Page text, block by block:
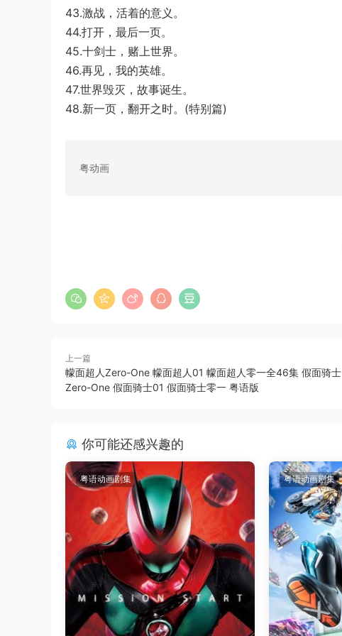
43.激战，活着的意义。
44.打开，最后一页。
45.十剑士，赌上世界。
46.再见，我的英雄。
47.世界毁灭，故事诞生。
48.新一页，翻开之时。(特别篇)
粤动画
上一篇
幪面超人Zero-One 幪面超人01 幪面超人零一全46集 假面骑士
Zero-One 假面骑士01 假面骑士零一 粤语版
你可能还感兴趣的
粤语动画剧集 粤语动画剧集